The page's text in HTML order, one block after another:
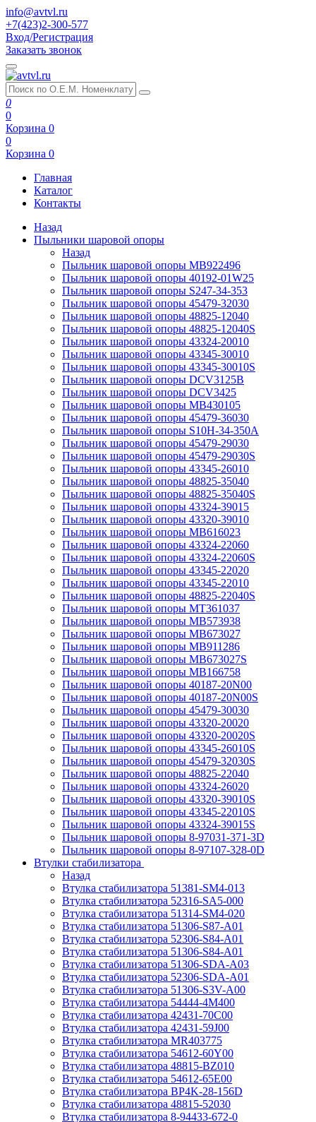
info@avtvl.ru
+7(423)2-300-577
Вход/Регистрация
Заказать звонок
0
0
Корзина 0
0
Корзина 0
Главная
Каталог
Контакты
Назад
Пыльники шаровой опоры
Назад
Пыльник шаровой опоры MB922496
Пыльник шаровой опоры 40192-01W25
Пыльник шаровой опоры S247-34-353
Пыльник шаровой опоры 45479-32030
Пыльник шаровой опоры 48825-12040
Пыльник шаровой опоры 48825-12040S
Пыльник шаровой опоры 43324-20010
Пыльник шаровой опоры 43345-30010
Пыльник шаровой опоры 43345-30010S
Пыльник шаровой опоры DCV3125B
Пыльник шаровой опоры DCV3425
Пыльник шаровой опоры MB430105
Пыльник шаровой опоры 45479-36030
Пыльник шаровой опоры S10H-34-350A
Пыльник шаровой опоры 45479-29030
Пыльник шаровой опоры 45479-29030S
Пыльник шаровой опоры 43345-26010
Пыльник шаровой опоры 48825-35040
Пыльник шаровой опоры 48825-35040S
Пыльник шаровой опоры 43324-39015
Пыльник шаровой опоры 43320-39010
Пыльник шаровой опоры MB616023
Пыльник шаровой опоры 43324-22060
Пыльник шаровой опоры 43324-22060S
Пыльник шаровой опоры 43345-22020
Пыльник шаровой опоры 43345-22010
Пыльник шаровой опоры 48825-22040S
Пыльник шаровой опоры MT361037
Пыльник шаровой опоры MB573938
Пыльник шаровой опоры MB673027
Пыльник шаровой опоры MB911286
Пыльник шаровой опоры MB673027S
Пыльник шаровой опоры MB166758
Пыльник шаровой опоры 40187-20N00
Пыльник шаровой опоры 40187-20N00S
Пыльник шаровой опоры 45479-30030
Пыльник шаровой опоры 43320-20020
Пыльник шаровой опоры 43320-20020S
Пыльник шаровой опоры 43345-26010S
Пыльник шаровой опоры 45479-32030S
Пыльник шаровой опоры 48825-22040
Пыльник шаровой опоры 43324-26020
Пыльник шаровой опоры 43320-39010S
Пыльник шаровой опоры 43345-22010S
Пыльник шаровой опоры 43324-39015S
Пыльник шаровой опоры 8-97031-371-3D
Пыльник шаровой опоры 8-97107-328-0D
Втулки стабилизатора
Назад
Втулка стабилизатора 51381-SM4-013
Втулка стабилизатора 52316-SA5-000
Втулка стабилизатора 51314-SM4-020
Втулка стабилизатора 51306-S87-A01
Втулка стабилизатора 52306-S84-A01
Втулка стабилизатора 51306-S84-A01
Втулка стабилизатора 51306-SDA-A03
Втулка стабилизатора 52306-SDA-A01
Втулка стабилизатора 51306-S3V-A00
Втулка стабилизатора 54444-4M400
Втулка стабилизатора 42431-70С00
Втулка стабилизатора 42431-59J00
Втулка стабилизатора MR403775
Втулка стабилизатора 54612-60Y00
Втулка стабилизатора 48815-BZ010
Втулка стабилизатора 54612-65Е00
Втулка стабилизатора BP4K-28-156D
Втулка стабилизатора 48815-52030
Втулка стабилизатора 8-94433-672-0